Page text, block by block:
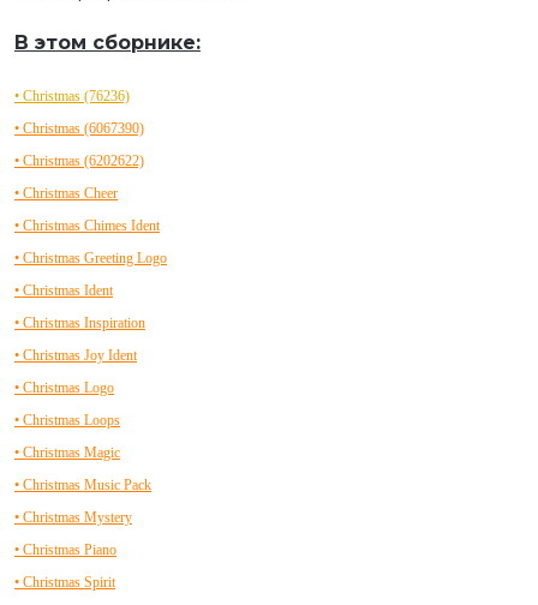
В этом сборнике:
• Christmas (76236)
• Christmas (6067390)
• Christmas (6202622)
• Christmas Cheer
• Christmas Chimes Ident
• Christmas Greeting Logo
• Christmas Ident
• Christmas Inspiration
• Christmas Joy Ident
• Christmas Logo
• Christmas Loops
• Christmas Magic
• Christmas Music Pack
• Christmas Mystery
• Christmas Piano
• Christmas Spirit